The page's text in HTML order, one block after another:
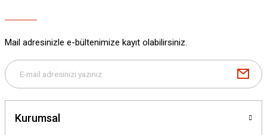
Bu ürüne benzer farklı alternatifler olmalı.
Mail adresinizle e-bültenimize kayıt olabilirsiniz.
Kurumsal